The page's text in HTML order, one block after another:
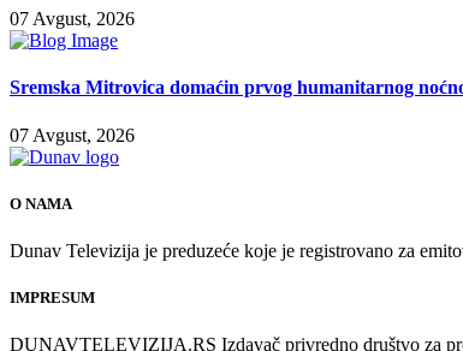
07 Avgust, 2026
Sremska Mitrovica domaćin prvog humanitarnog
07 Avgust, 2026
O NAMA
Dunav Televizija je preduzeće koje je registrovano za
IMPRESUM
DUNAVTELEVIZIJA.RS Izdavač privredno društvo za